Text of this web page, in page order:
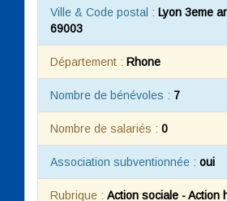
Ville & Code postal : Lyon 3eme
69003
Département : Rhone
Nombre de bénévoles : 7
Nombre de salariés : 0
Association subventionnée : oui
Rubrique : Action sociale - Action